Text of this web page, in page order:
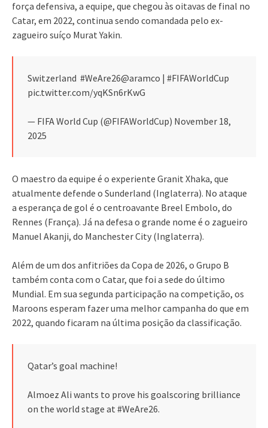
força defensiva, a equipe, que chegou às oitavas de final no
Catar, em 2022, continua sendo comandada pelo ex-
zagueiro suíço Murat Yakin.
Switzerland ️ #WeAre26@aramco | #FIFAWorldCup
pic.twitter.com/yqKSn6rKwG
— FIFA World Cup (@FIFAWorldCup) November 18,
2025
O maestro da equipe é o experiente Granit Xhaka, que
atualmente defende o Sunderland (Inglaterra). No ataque
a esperança de gol é o centroavante Breel Embolo, do
Rennes (França). Já na defesa o grande nome é o zagueiro
Manuel Akanji, do Manchester City (Inglaterra).
Além de um dos anfitriões da Copa de 2026, o Grupo B
também conta com o Catar, que foi a sede do último
Mundial. Em sua segunda participação na competição, os
Maroons esperam fazer uma melhor campanha do que em
2022, quando ficaram na última posição da classificação.
Qatar’s goal machine!
Almoez Ali wants to prove his goalscoring brilliance
on the world stage at #WeAre26.